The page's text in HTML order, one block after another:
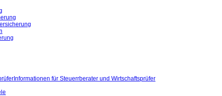
Informationen für Steuerrberater und Wirtschaftsprüfer